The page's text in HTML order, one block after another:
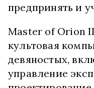
предпринять и
Master of Orion
культовая
девяностых,
управление